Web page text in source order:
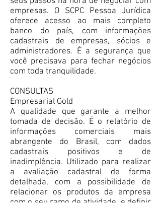
empresas. O SCPC Pessoa Jurídica
oferece acesso ao mais completo
banco do país, com informações
cadastrais de empresas, sócios e
administradores. É a segurança que
você precisava para fechar negócios
com toda tranquilidade.
CONSULTAS
Empresarial Gold
A qualidade que garante a melhor
tomada de decisão. É o relatório de
informações comerciais mais
abrangente do Brasil, com dados
cadastrais positivos e de
inadimplência. Utilizado para realizar
a avaliação cadastral de forma
detalhada, com a possibilidade de
relacionar os produtos da empresa
com o seu ramo de atividade, e definir